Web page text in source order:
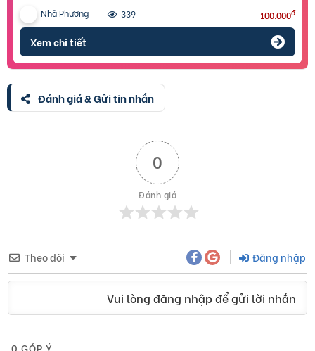
Nhã Phương 339 100.000đ
Xem chi tiết
Đánh giá & Gửi tin nhắn
0
Đánh giá
Theo dõi Đăng nhập
Vui lòng đăng nhập để gửi lời nhắn
0 GÓP Ý